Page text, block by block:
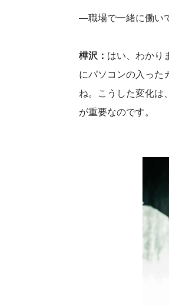
―職場で一緒に働い
樺沢： はい、わかり
にパソコンの入った
ね。こうした変化は
が重要なのです。